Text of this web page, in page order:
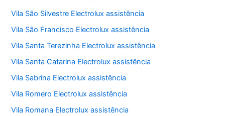
Vila São Silvestre Electrolux assistência
Vila São Francisco Electrolux assistência
Vila Santa Terezinha Electrolux assistência
Vila Santa Catarina Electrolux assistência
Vila Sabrina Electrolux assistência
Vila Romero Electrolux assistência
Vila Romana Electrolux assistência